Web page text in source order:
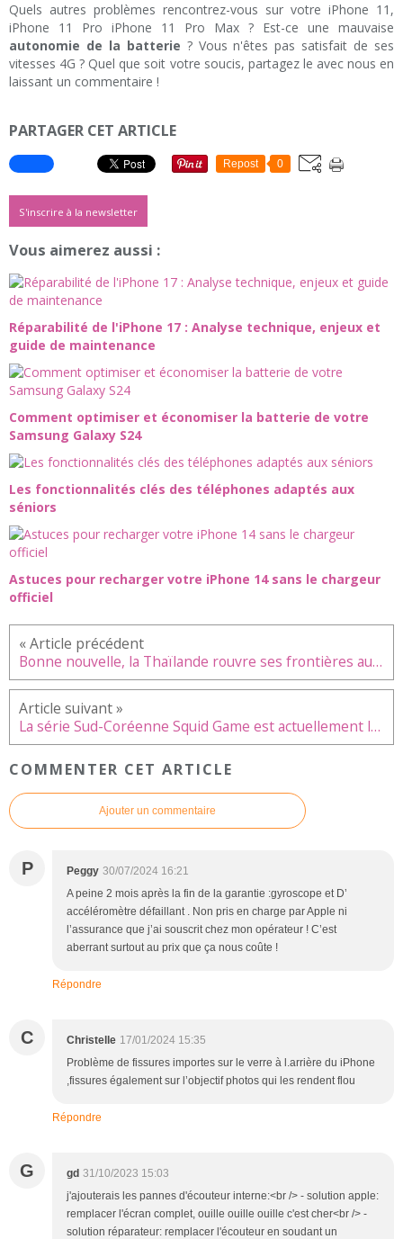
Quels autres problèmes rencontrez-vous sur votre iPhone 11,
iPhone 11 Pro iPhone 11 Pro Max ? Est-ce une mauvaise
autonomie de la batterie ? Vous n'êtes pas satisfait de ses
vitesses 4G ? Quel que soit votre soucis, partagez le avec nous en
laissant un commentaire !
PARTAGER CET ARTICLE
Repost 0
S'inscrire à la newsletter
Vous aimerez aussi :
Réparabilité de l'iPhone 17 : Analyse technique, enjeux et
guide de maintenance
Comment optimiser et économiser la batterie de votre
Samsung Galaxy S24
Les fonctionnalités clés des téléphones adaptés aux
séniors
Astuces pour recharger votre iPhone 14 sans le chargeur
officiel
Bonne nouvelle, la Thaïlande rouvre ses frontières aux touristes étrangers
La série Sud-Coréenne Squid Game est actuellement le plus gros succès de Netflix
COMMENTER CET ARTICLE
Ajouter un commentaire
P Peggy 30/07/2024 16:21
A peine 2 mois après la fin de la garantie :gyroscope et D’
accéléromètre défaillant . Non pris en charge par Apple ni
l’assurance que j’ai souscrit chez mon opérateur ! C’est
aberrant surtout au prix que ça nous coûte !
Répondre
C Christelle 17/01/2024 15:35
Problème de fissures importes sur le verre à l.arrière du iPhone
,fissures également sur l’objectif photos qui les rendent flou
Répondre
G gd 31/10/2023 15:03
j'ajouterais les pannes d'écouteur interne:<br /> - solution apple:
remplacer l'écran complet, ouille ouille ouille c'est cher<br /> -
solution réparateur: remplacer l'écouteur en soudant un